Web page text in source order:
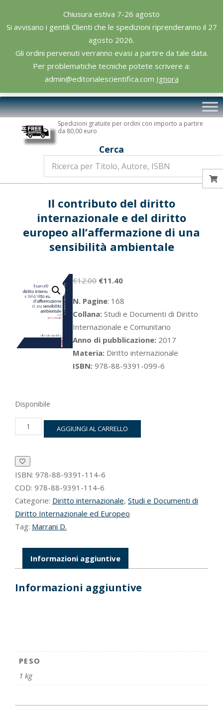
Chiusura estiva 7-26 agosto
Si avvisano i gentili Clienti che le spedizioni riprenderanno il 27
agosto 2026.
Gli ordini pervenuti verranno evasi a partire da tale data.
Per problematiche tecniche potete scrivere a:
admin@editorialescientifica.com Ignora
content
Editoriale
Scientifica
Primary
Navigation
Spedizioni gratuite per ordini con importo a partire
da 80,00 euro
Cerca
Il contributo del diritto
internazionale e del diritto
europeo all’affermazione di una
sensibilità ambientale
€12.00 Il
originale
era:
€12.00.
€11.40Il
attuale
è:
€11.40.
N. Pagine: 168
Collana: Studi e Documenti di Diritto
Internazionale e Comunitario
Anno di pubblicazione: 2017
Materia: Diritto internazionale
ISBN: 978-88-9391-099-6
Disponibile
contributo
internazionale
e
del
europeo
all’affermazione
di
sensibilità
ambientale
quantità
AGGIUNGI AL CARRELLO
ISBN: 978-88-9391-114-6
COD: 978-88-9391-114-6
Categorie: Diritto internazionale, Studi e Documenti di
Diritto Internazionale ed Europeo
Tag: Marrani D.
Informazioni aggiuntive
Informazioni aggiuntive
PESO
1 kg